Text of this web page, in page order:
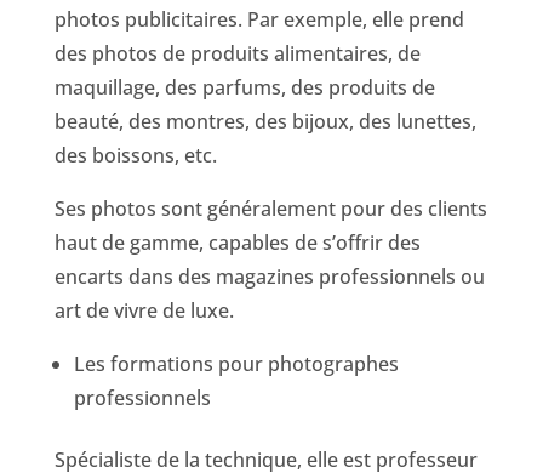
photos publicitaires. Par exemple, elle prend
des photos de produits alimentaires, de
maquillage, des parfums, des produits de
beauté, des montres, des bijoux, des lunettes,
des boissons, etc.
Ses photos sont généralement pour des clients
haut de gamme, capables de s’offrir des
encarts dans des magazines professionnels ou
art de vivre de luxe.
Les formations pour photographes
professionnels
Spécialiste de la technique, elle est professeur